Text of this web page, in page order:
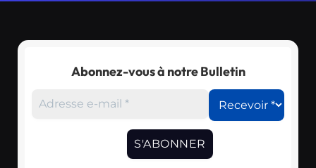
Abonnez-vous à notre Bulletin